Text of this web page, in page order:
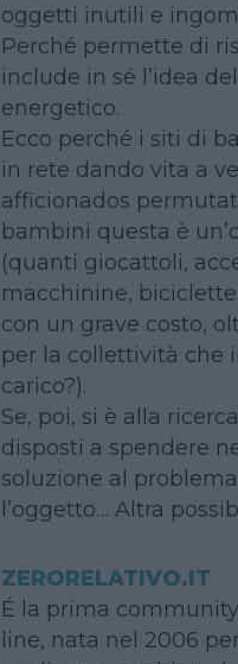
oggetti inutili e
Perché permette di
include in sé l’idea
energetico.
Ecco perché i siti di
in rete dando vita a
afficionados
bambini questa è
(quanti giocattoli,
macchinine,
con un grave costo,
per la collettività che
carico?).
Se, poi, si è alla
disposti a spendere
soluzione al
l’oggetto… Altra
ZERORELATIVO.IT
É la prima
line, nata nel 2006